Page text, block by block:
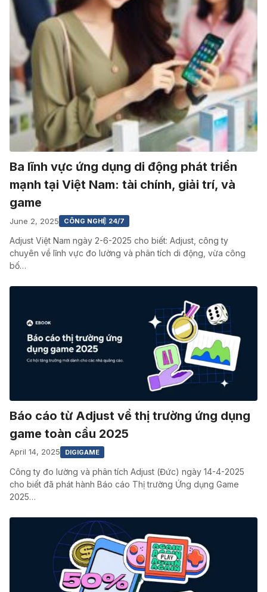
Ba lĩnh vực ứng dụng di động phát triển
mạnh tại Việt Nam: tài chính, giải trí, và
game
June 2, 2025 CÔNG NGHỆ 24/7
Adjust Việt Nam ngày 2-6-2025 cho biết: Adjust, công ty
chuyên về lĩnh vực đo lường và phân tích di động, vừa công
bố…
Báo cáo từ Adjust về thị trường ứng dụng
game toàn cầu 2025
April 14, 2025 DIGIGAME
Công ty đo lường và phân tích Adjust (Đức) ngày 14-4-2025
cho biết đã phát hành Báo cáo Thị trường Ứng dụng Game
2025…